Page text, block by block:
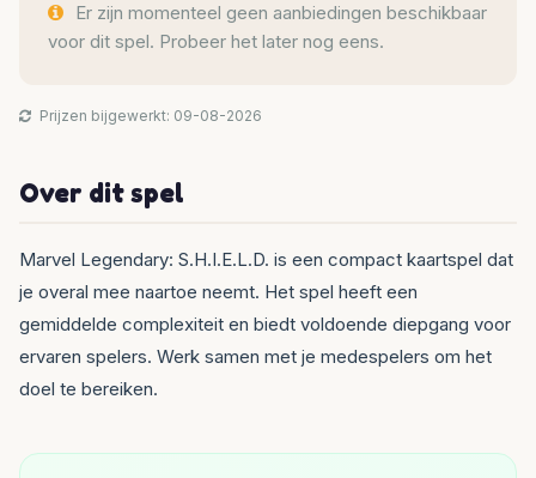
Er zijn momenteel geen aanbiedingen beschikbaar
voor dit spel. Probeer het later nog eens.
Prijzen bijgewerkt: 09-08-2026
Over dit spel
Marvel Legendary: S.H.I.E.L.D. is een compact kaartspel dat
je overal mee naartoe neemt. Het spel heeft een
gemiddelde complexiteit en biedt voldoende diepgang voor
ervaren spelers. Werk samen met je medespelers om het
doel te bereiken.